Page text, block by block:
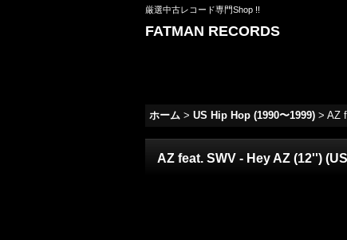
厳選中古レコード専門Shop !!
FATMAN RECORDS
ホーム > US Hip Hop (1990〜1999) > AZ
AZ feat. SWV - Hey AZ (12'')